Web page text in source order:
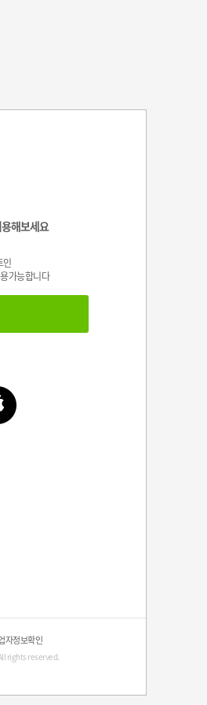
해보세요
인
가능합니다
자정보확인
rights reserved.